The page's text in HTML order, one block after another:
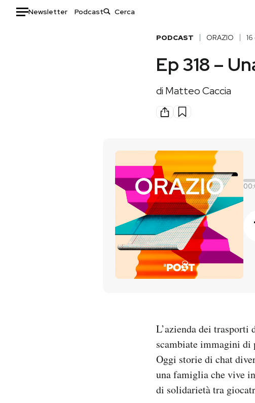
Newsletter Podcast
Consumismi
Altrecose
Mondiali calcio 2026
PODCAST ORAZIO
Ep 318 –
diMatteo Caccia
L’azienda dei trasporti
scambiate immagini di
Oggi storie di chat
una famiglia che vive
di solidarietà tra